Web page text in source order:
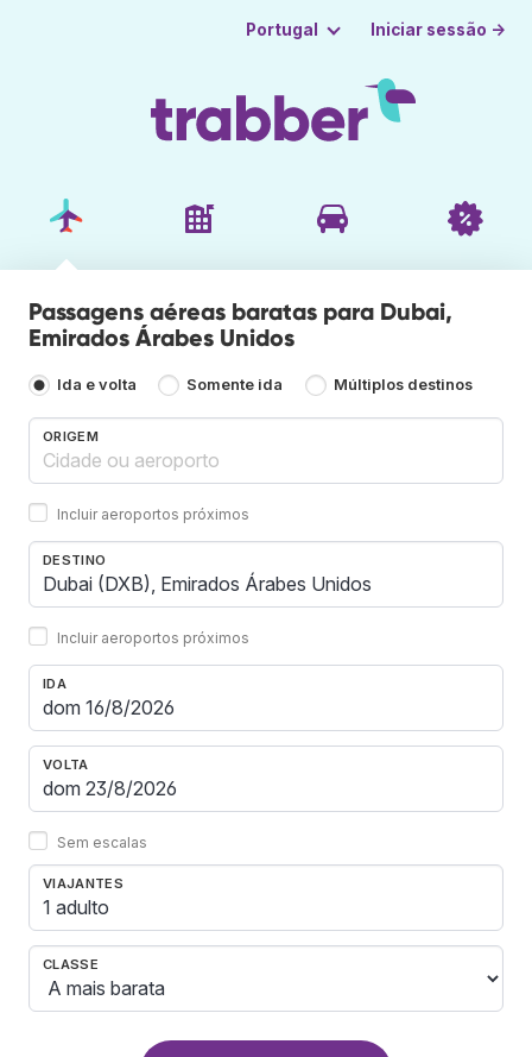
Portugal Iniciar sessão →
Passagens aéreas baratas para Dubai,
Emirados Árabes Unidos
Ida e volta Somente ida Múltiplos destinos
ORIGEM
Incluir aeroportos próximos
DESTINO
Incluir aeroportos próximos
IDA
VOLTA
Sem escalas
VIAJANTES
1 adulto
CLASSE